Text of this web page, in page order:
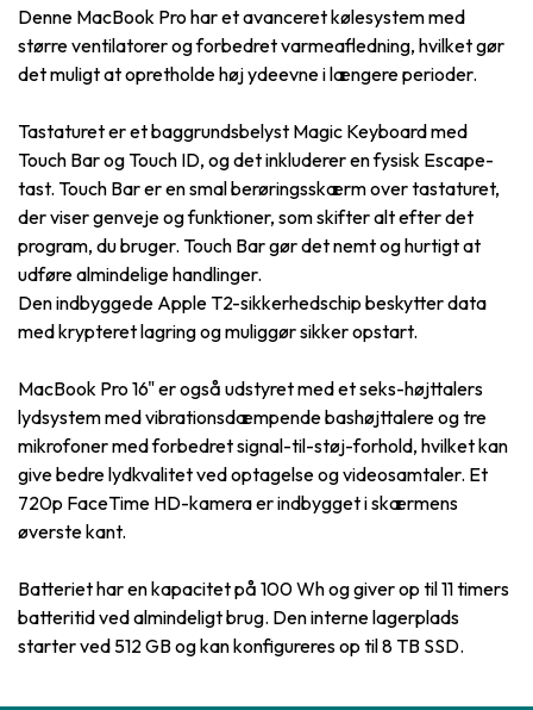
Denne MacBook Pro har et avanceret kølesystem med
større ventilatorer og forbedret varmeafledning, hvilket gør
det muligt at opretholde høj ydeevne i længere perioder.
Tastaturet er et baggrundsbelyst Magic Keyboard med
Touch Bar og Touch ID, og det inkluderer en fysisk Escape-
tast. Touch Bar er en smal berøringsskærm over tastaturet,
der viser genveje og funktioner, som skifter alt efter det
program, du bruger. Touch Bar gør det nemt og hurtigt at
udføre almindelige handlinger.
Den indbyggede Apple T2-sikkerhedschip beskytter data
med krypteret lagring og muliggør sikker opstart.
MacBook Pro 16" er også udstyret med et seks-højttalers
lydsystem med vibrationsdæmpende bashøjttalere og tre
mikrofoner med forbedret signal-til-støj-forhold, hvilket kan
give bedre lydkvalitet ved optagelse og videosamtaler. Et
720p FaceTime HD-kamera er indbygget i skærmens
øverste kant.
Batteriet har en kapacitet på 100 Wh og giver op til 11 timers
batteritid ved almindeligt brug. Den interne lagerplads
starter ved 512 GB og kan konfigureres op til 8 TB SSD.